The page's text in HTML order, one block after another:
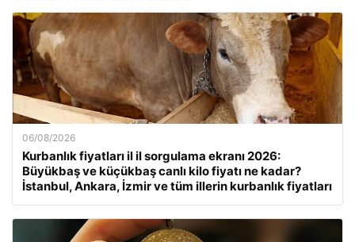
06/08/2026
Kurbanlık fiyatları il il sorgulama ekranı 2026:
Büyükbaş ve küçükbaş canlı kilo fiyatı ne kadar?
İstanbul, Ankara, İzmir ve tüm illerin kurbanlık fiyatları